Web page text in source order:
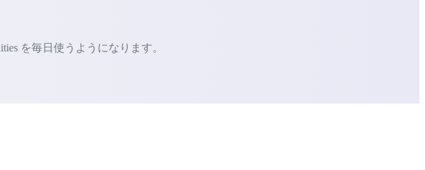
を毎日使うようになります。